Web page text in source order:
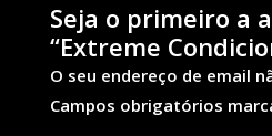
Seja o primeiro a
“Extreme
O seu endereço de email
Campos obrigatórios